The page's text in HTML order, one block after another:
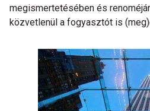
megismertetésében és
közvetlenül a fogyasztót is